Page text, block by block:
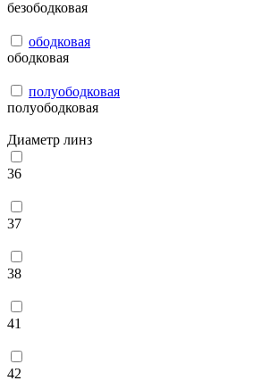
безободковая
ободковая
ободковая
полуободковая
полуободковая
Диаметр линз
36
37
38
41
42